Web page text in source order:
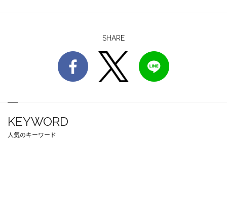
SHARE
KEYWORD
人気のキーワード